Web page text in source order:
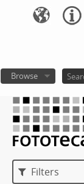
Browse
Filters